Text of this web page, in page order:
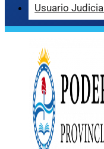
Usuario Judicial